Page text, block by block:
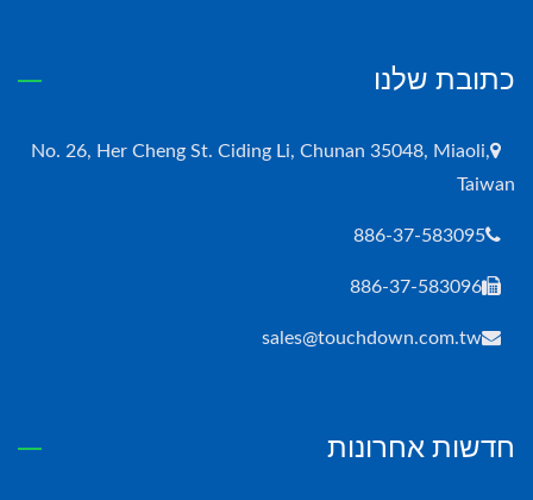
כתובת שלנו
No. 26, Her Cheng St. Ciding Li, Chunan 35048, Miaoli,
Taiwan
886-37-583095
886-37-583096
sales@touchdown.com.tw
חדשות אחרונות